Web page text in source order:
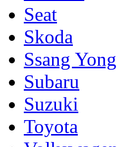
Seat
Skoda
Ssang Yong
Subaru
Suzuki
Toyota